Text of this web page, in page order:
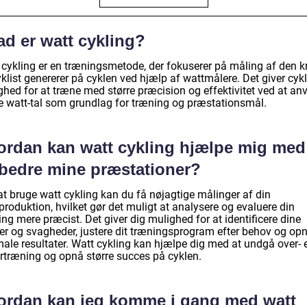
er watt cykling?
er en træningsmetode, der fokuserer på måling af den
genererer på cyklen ved hjælp af wattmålere. Det giver
for at træne med større præcision og effektivitet ved at
watt-tal som grundlag for træning og præstationsmål.
kan watt cykling hjælpe mig
mine præstationer?
bruge watt cykling kan du få nøjagtige målinger af din
hvilket gør det muligt at analysere og evaluere din
mere præcist. Det giver dig mulighed for at identificere dine
og svagheder, justere dit træningsprogram efter behov og
resultater. Watt cykling kan hjælpe dig med at undgå over-
og opnå større succes på cyklen.
kan jeg komme i gang med watt